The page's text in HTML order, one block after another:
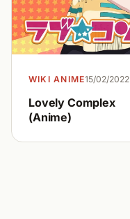
WIKI ANIME15/02/2022
Lovely Complex
(Anime)